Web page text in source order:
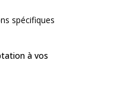
spécifiques
à vos